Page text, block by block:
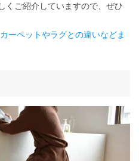
くご紹介していますので、ぜひ
ーペットやラグとの違いなどま